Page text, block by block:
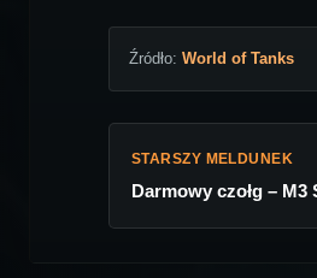
Źródło: World of Tanks
STARSZY MELDUNEK
Darmowy czołg – M3